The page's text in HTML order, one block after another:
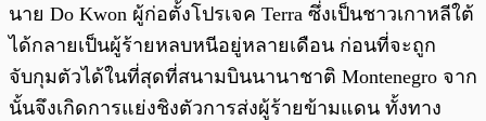
นาย Do Kwon ผู้ก่อตั้งโปรเจค Terra ซึ่งเป็นชาวเกาหลีใต้
ได้กลายเป็นผู้ร้ายหลบหนีอยู่หลายเดือน ก่อนที่จะถูก
จับกุมตัวได้ในที่สุดที่สนามบินนานาชาติ Montenegro จาก
นั้นจึงเกิดการแย่งชิงตัวการส่งผู้ร้ายข้ามแดน ทั้งทาง